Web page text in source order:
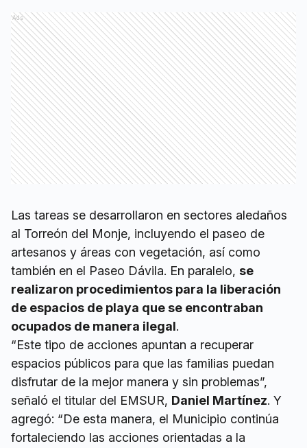
Ads
Las tareas se desarrollaron en sectores aledaños
al Torreón del Monje, incluyendo el paseo de
artesanos y áreas con vegetación, así como
también en el Paseo Dávila. En paralelo, se
realizaron procedimientos para la liberación
de espacios de playa que se encontraban
ocupados de manera ilegal.
“Este tipo de acciones apuntan a recuperar
espacios públicos para que las familias puedan
disfrutar de la mejor manera y sin problemas”,
señaló el titular del EMSUR, Daniel Martínez. Y
agregó: “De esta manera, el Municipio continúa
fortaleciendo las acciones orientadas a la